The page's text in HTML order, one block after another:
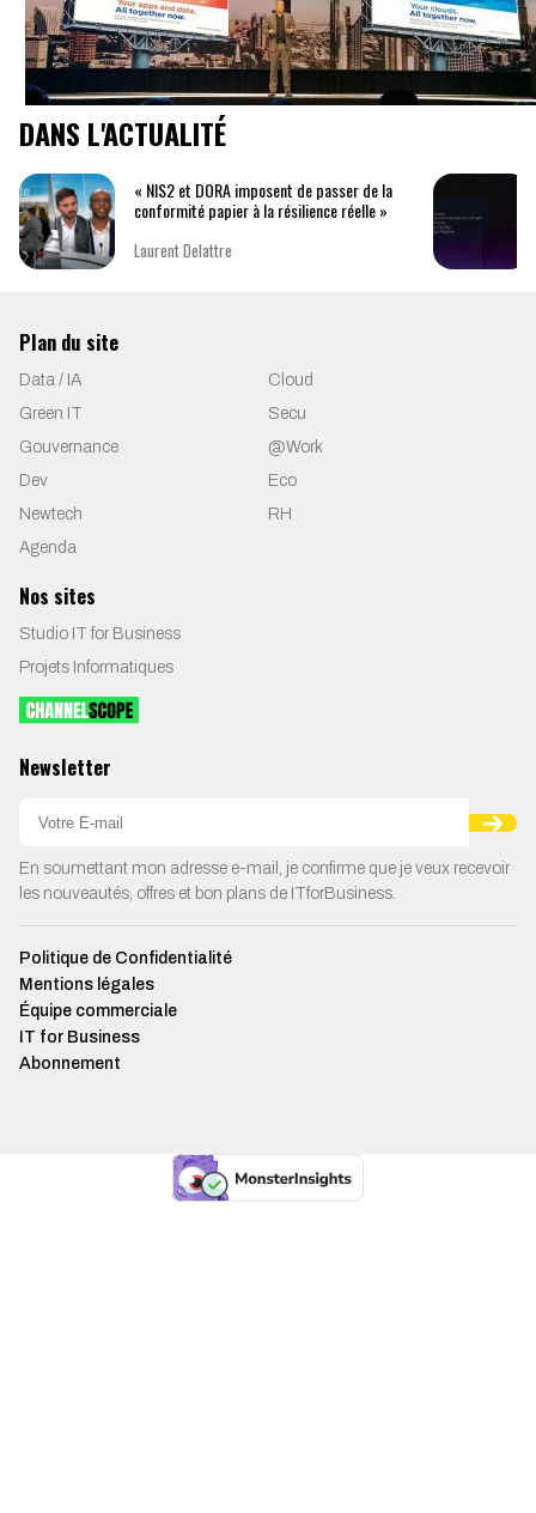
DANS L'ACTUALITÉ
« NIS2 et DORA imposent de passer de la
conformité papier à la résilience réelle »
Laurent Delattre
Plan du site
Data / IA
Cloud
Green IT
Secu
Gouvernance
@Work
Dev
Eco
Newtech
RH
Agenda
Nos sites
Studio IT for Business
Projets Informatiques
Newsletter
En soumettant mon adresse e-mail, je confirme que je veux recevoir
les nouveautés, offres et bon plans de ITforBusiness.
Politique de Confidentialité
Mentions légales
Équipe commerciale
IT for Business
Abonnement